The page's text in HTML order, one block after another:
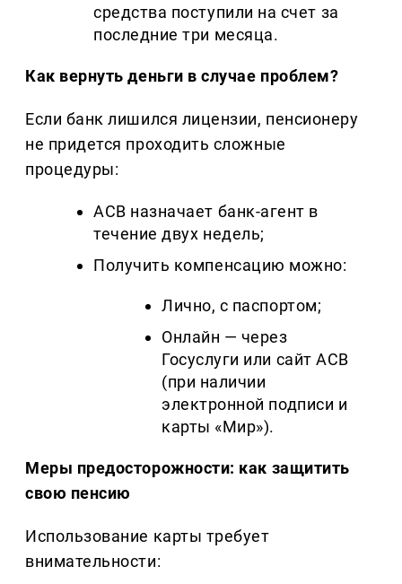
средства поступили на счет за
последние три месяца.
Как вернуть деньги в случае проблем?
Если банк лишился лицензии, пенсионеру
не придется проходить сложные
процедуры:
АСВ назначает банк-агент в
течение двух недель;
Получить компенсацию можно:
Лично, с паспортом;
Онлайн — через
Госуслуги или сайт АСВ
(при наличии
электронной подписи и
карты «Мир»).
Меры предосторожности: как защитить
свою пенсию
Использование карты требует
внимательности: